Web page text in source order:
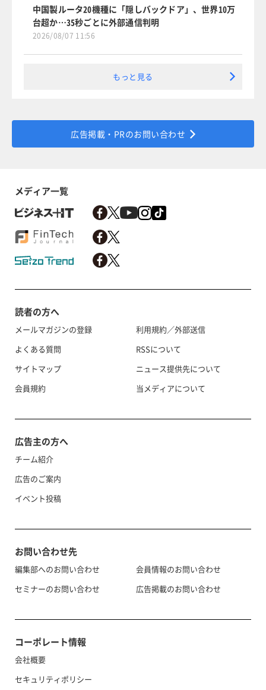
中国製ルータ20機種に「隠しバックドア」、世界10万
台超か…35秒ごとに外部通信判明
2026/08/07 11:56
もっと見る
広告掲載・PRのお問い合わせ
メディア一覧
読者の方へ
メールマガジンの登録
よくある質問
サイトマップ
会員規約
利用規約／外部送信
RSSについて
ニュース提供先について
当メディアについて
広告主の方へ
チーム紹介
広告のご案内
イベント投稿
お問い合わせ先
編集部へのお問い合わせ
セミナーのお問い合わせ
会員情報のお問い合わせ
広告掲載のお問い合わせ
コーポレート情報
会社概要
セキュリティポリシー